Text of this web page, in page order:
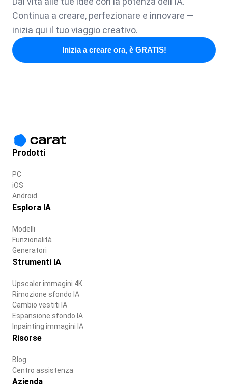
Continua a creare, perfezionare e innovare —
inizia qui il tuo viaggio creativo.
Inizia a creare ora, è GRATIS!
Prodotti
PC
iOS
Android
Esplora IA
Modelli
Funzionalità
Generatori
Strumenti IA
Upscaler immagini 4K
Rimozione sfondo IA
Cambio vestiti IA
Espansione sfondo IA
Inpainting immagini IA
Risorse
Blog
Centro assistenza
Azienda